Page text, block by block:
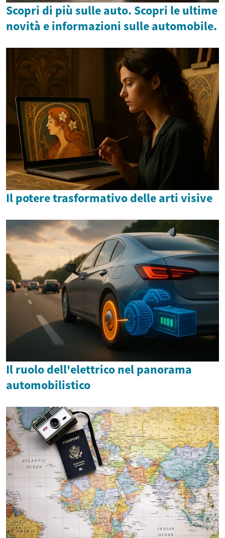
Scopri di più sulle auto. Scopri le ultime
novità e informazioni sulle automobile.
Il potere trasformativo delle arti visive
Il ruolo dell'elettrico nel panorama
automobilistico